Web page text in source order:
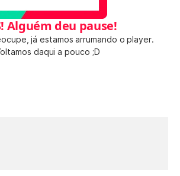
Alguém deu pause!
já estamos arrumando o player.
daqui a pouco ;D